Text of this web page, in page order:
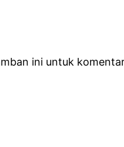
ini untuk